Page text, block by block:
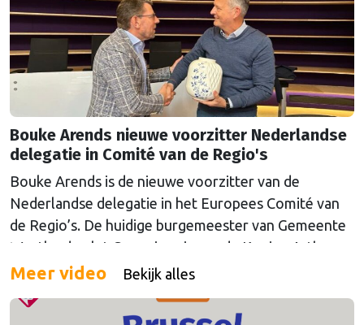
Bouke Arends nieuwe voorzitter Nederlandse
delegatie in Comité van de Regio's
Bouke Arends is de nieuwe voorzitter van de
Nederlandse delegatie in het Europees Comité van
de Regio’s. De huidige burgemeester van Gemeente
Westland volgt Commissaris van de Koning Arthur
van Dijk (Noord-Holland) op, die de voorzittersrol
Nederlandse regio’s behoorlijk succesvol in hun
Meer video Bekijk alles